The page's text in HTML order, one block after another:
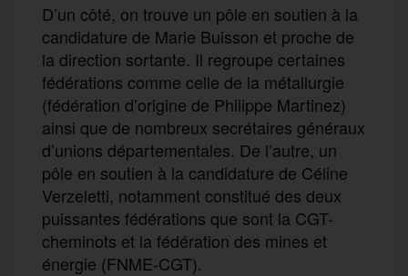
D’un côté, on trouve un pôle en soutien à la
candidature de Marie Buisson et proche de
la direction sortante. Il regroupe certaines
fédérations comme celle de la métallurgie
(fédération d’origine de Philippe Martinez)
ainsi que de nombreux secrétaires généraux
d’unions départementales. De l’autre, un
pôle en soutien à la candidature de Céline
Verzeletti, notamment constitué des deux
puissantes fédérations que sont la CGT-
cheminots et la fédération des mines et
énergie (FNME-CGT).